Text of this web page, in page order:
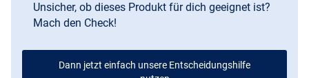
Unsicher, ob dieses Produkt für dich geeignet ist?
Mach den Check!
Dann jetzt einfach unsere Entscheidungshilfe